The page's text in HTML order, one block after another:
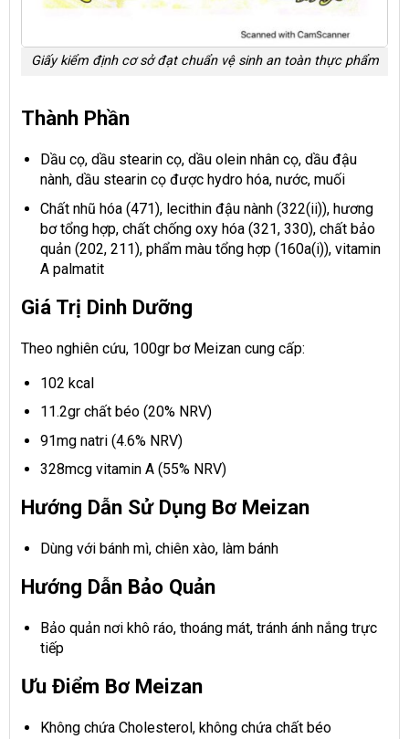
Giấy kiểm định cơ sở đạt chuẩn vệ sinh an toàn thực phẩm
Thành Phần
Dầu cọ, dầu stearin cọ, dầu olein nhân cọ, dầu đậu
nành, dầu stearin cọ được hydro hóa, nước, muối
Chất nhũ hóa (471), lecithin đậu nành (322(ii)), hương
bơ tổng hợp, chất chống oxy hóa (321, 330), chất bảo
quản (202, 211), phẩm màu tổng hợp (160a(i)), vitamin
A palmatit
Giá Trị Dinh Dưỡng
Theo nghiên cứu, 100gr bơ Meizan cung cấp:
102 kcal
11.2gr chất béo (20% NRV)
91mg natri (4.6% NRV)
328mcg vitamin A (55% NRV)
Hướng Dẫn Sử Dụng Bơ Meizan
Dùng với bánh mì, chiên xào, làm bánh
Hướng Dẫn Bảo Quản
Bảo quản nơi khô ráo, thoáng mát, tránh ánh nắng trực
tiếp
Ưu Điểm Bơ Meizan
Không chứa Cholesterol, không chứa chất béo